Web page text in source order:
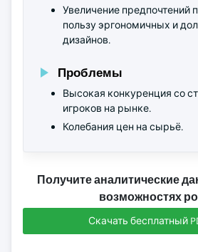
Увеличение предпочтений
пользу эргономичных и
дизайнов.
Проблемы
Высокая конкуренция со
игроков на рынке.
Колебания цен на сырьё.
Получите аналитические
возможностях
Скачать бесплатный